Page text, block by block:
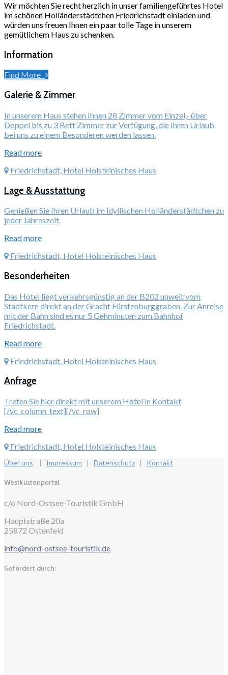
Wir möchten Sie recht herzlich in unser familiengeführtes Hotel
im schönen Holländerstädtchen Friedrichstadt einladen und
würden uns freuen Ihnen ein paar tolle Tage in unserem
gemütlichem Haus zu schenken.
Information
Find More
Galerie & Zimmer
In unserem Haus stehen Ihnen 28 Zimmer vom Einzel,- über
Doppel bis zu 3 Bett Zimmer zur Verfügung, die Ihren Urlaub
bei uns zu einem Besonderen werden lassen.
Read more
Friedrichstadt, Hotel Holsteinisches Haus
Lage & Ausstattung
Genießen Sie Ihren Urlaub im idyllischen Holländerstädtchen zu
jeder Jahreszeit.
Read more
Friedrichstadt, Hotel Holsteinisches Haus
Besonderheiten
Das Hotel liegt verkehrsgünstig an der B202 unweit vom
Stadtkern direkt an der Gracht Fürstenburggraben. Zur Anreise
mit der Bahn sind es nur 5 Gehminuten zum Bahnhof
Friedrichstadt.
Read more
Friedrichstadt, Hotel Holsteinisches Haus
Anfrage
Treten Sie hier direkt mit unserem Hotel in Kontakt
[/vc_column_text][/vc_row]
Read more
Friedrichstadt, Hotel Holsteinisches Haus
Über uns | Impressum | Datenschutz | Kontakt
Westküstenportal
c/o Nord-Ostsee-Touristik GmbH
Hauptstraße 20a
25872 Ostenfeld
info@nord-ostsee-touristik.de
Gefördert durch: